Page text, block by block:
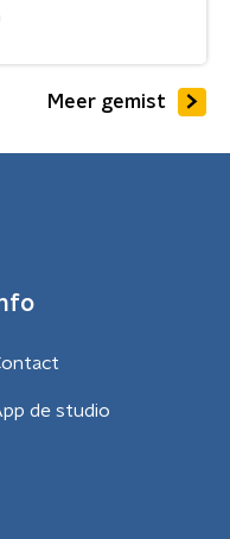
Meer gemist
de studio